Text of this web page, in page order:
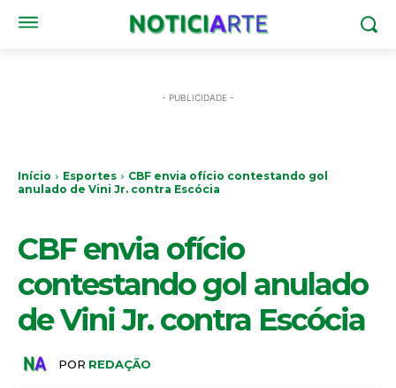
- PUBLICIDADE -
Início Esportes
CBF envia ofício contestando gol
anulado de Vini Jr. contra Escócia
CBF envia ofício
contestando gol anulado
de Vini Jr. contra Escócia
POR REDAÇÃO